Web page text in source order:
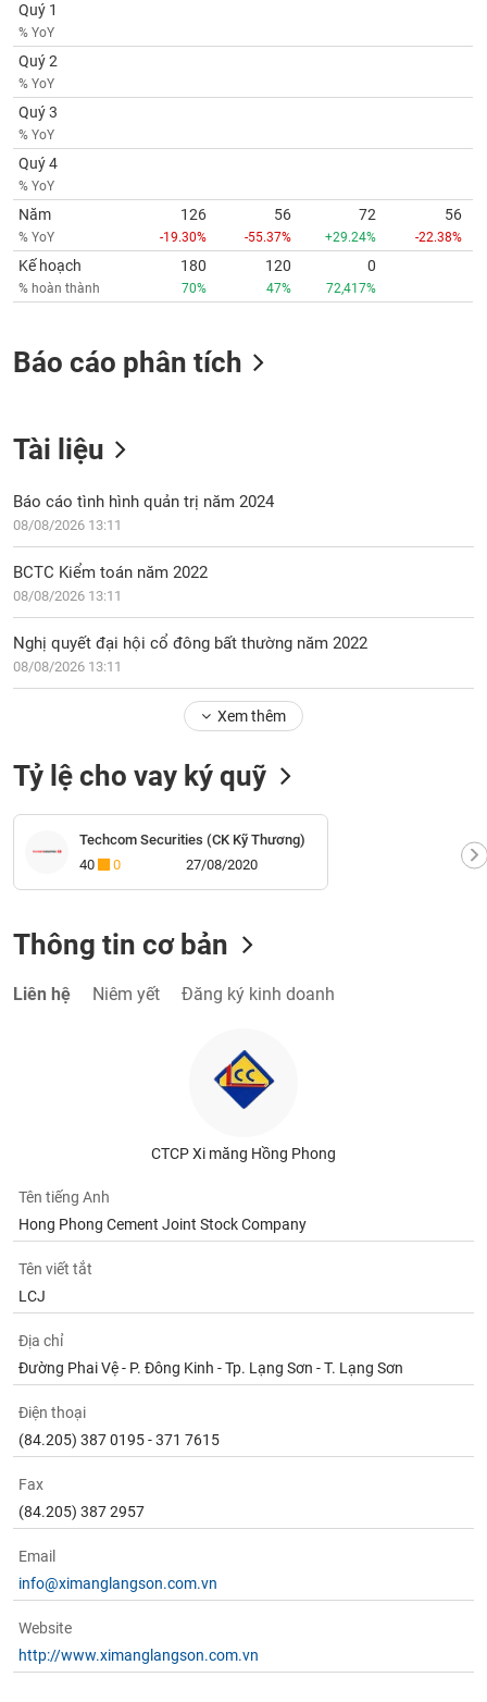
Quý 1
% YoY
Quý 2
% YoY
Quý 3
% YoY
Quý 4
% YoY
Năm
% YoY
126
-19.30%
56
-55.37%
72
+29.24%
56
-22.38%
Kế hoạch
% hoàn thành
180
70%
120
47%
0
72,417%
Báo cáo phân tích
Tài liệu
Báo cáo tình hình quản trị năm 2024
08/08/2026 13:11
BCTC Kiểm toán năm 2022
08/08/2026 13:11
Nghị quyết đại hội cổ đông bất thường năm 2022
08/08/2026 13:11
Xem thêm
Tỷ lệ cho vay ký quỹ
Techcom Securities (CK Kỹ Thương)
40
0 27/08/2020
Thông tin cơ bản
Liên hệ Niêm yết Đăng ký kinh doanh
CTCP Xi măng Hồng Phong
Tên tiếng Anh
Hong Phong Cement Joint Stock Company
Tên viết tắt
LCJ
Địa chỉ
Đường Phai Vệ - P. Đông Kinh - Tp. Lạng Sơn - T. Lạng Sơn
Điện thoại
(84.205) 387 0195 - 371 7615
Fax
(84.205) 387 2957
Email
info@ximanglangson.com.vn
Website
http://www.ximanglangson.com.vn
BẤT
ĐỘNG
SẢN
Mã
chứng
khoán
(-)
Tất cả Cổ phiếu Chỉ số Chứng chỉ quỹ Chứng
Lãnh
Người nội bộ
Tin
tức
Bài
của
tác
giả
(-)
(-)
ngữ
Dịch
vụ
tài
chính
cụ
đầu
tư
Truyền
thông
chính
Dữ